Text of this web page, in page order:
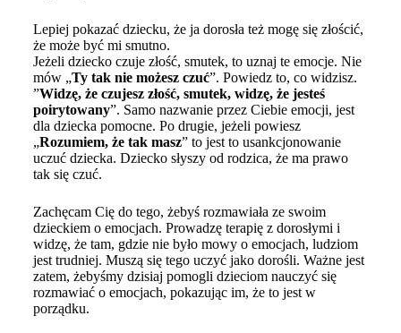
Lepiej pokazać dziecku, że ja dorosła też mogę się złościć,
że może być mi smutno.
Jeżeli dziecko czuje złość, smutek, to uznaj te emocje. Nie
mów „Ty tak nie możesz czuć”. Powiedz to, co widzisz.
”Widzę, że czujesz złość, smutek, widzę, że jesteś
poirytowany”. Samo nazwanie przez Ciebie emocji, jest
dla dziecka pomocne. Po drugie, jeżeli powiesz
„Rozumiem, że tak masz” to jest to usankcjonowanie
uczuć dziecka. Dziecko słyszy od rodzica, że ma prawo
tak się czuć.
Zachęcam Cię do tego, żebyś rozmawiała ze swoim
dzieckiem o emocjach. Prowadzę terapię z dorosłymi i
widzę, że tam, gdzie nie było mowy o emocjach, ludziom
jest trudniej. Muszą się tego uczyć jako dorośli. Ważne jest
zatem, żebyśmy dzisiaj pomogli dzieciom nauczyć się
rozmawiać o emocjach, pokazując im, że to jest w
porządku.